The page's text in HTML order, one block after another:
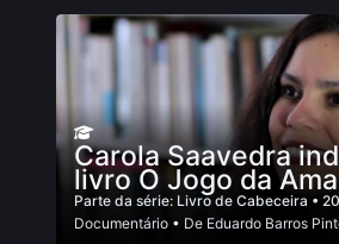
Carola Saavedra
livro O Jogo da
Parte da série: Livro de Cabeceira •
Documentário • De Eduardo Barros